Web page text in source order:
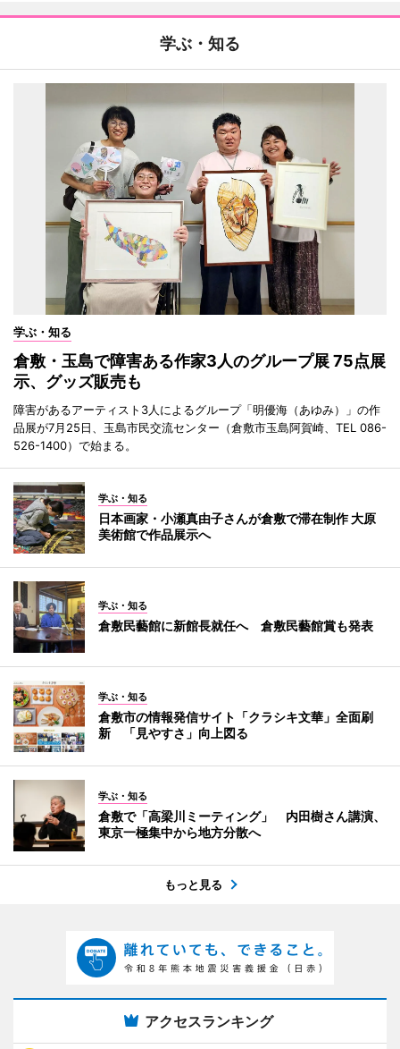
学ぶ・知る
学ぶ・知る
倉敷・玉島で障害ある作家3人のグループ展 75点展
示、グッズ販売も
障害があるアーティスト3人によるグループ「明優海（あゆみ）」の作
品展が7月25日、玉島市民交流センター（倉敷市玉島阿賀崎、TEL 086-
526-1400）で始まる。
学ぶ・知る
日本画家・小瀬真由子さんが倉敷で滞在制作 大原
美術館で作品展示へ
学ぶ・知る
倉敷民藝館に新館長就任へ 倉敷民藝館賞も発表
学ぶ・知る
倉敷市の情報発信サイト「クラシキ文華」全面刷
新 「見やすさ」向上図る
学ぶ・知る
倉敷で「高梁川ミーティング」 内田樹さん講演、
東京一極集中から地方分散へ
もっと見る
アクセスランキング